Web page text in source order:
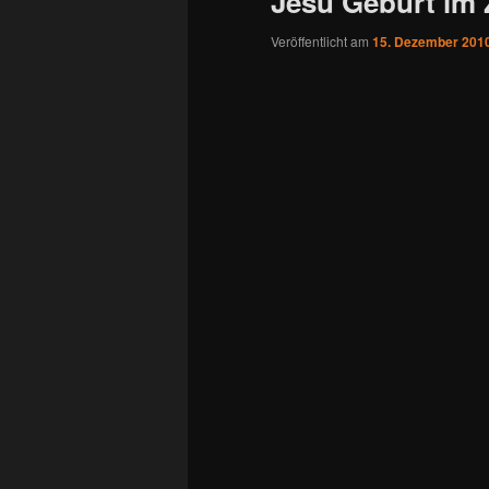
Veröffentlicht am 15. Dezember